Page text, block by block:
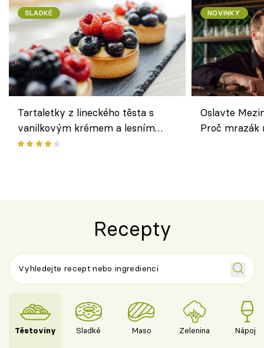
SLADKÉ
Tartaletky z lineckého těsta s
vanilkovým krémem a lesním
ovocem podle Bread Society
NOVINKY
Oslavte
Proč
Recepty
Těstoviny Sladké Maso Zelenina Nápoje